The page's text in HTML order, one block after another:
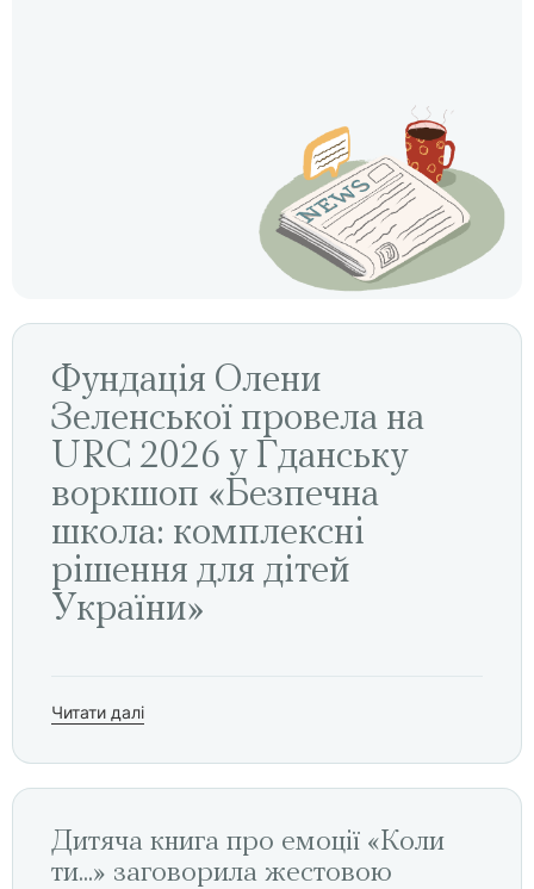
Фундація Олени
Зеленської провела на
URC 2026 у Гданську
воркшоп «Безпечна
школа: комплексні
рішення для дітей
України»
Читати далі
Дитяча книга про емоції «Коли
ти...» заговорила жестовою